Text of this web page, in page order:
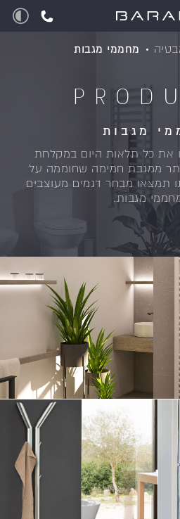
מגבות
את כל תלאות היום במקלחת
ממגבת חמימה שחוממה על
תמצאו מבחר דגמים מעוצבים
מגבות.
מחממי מגבות